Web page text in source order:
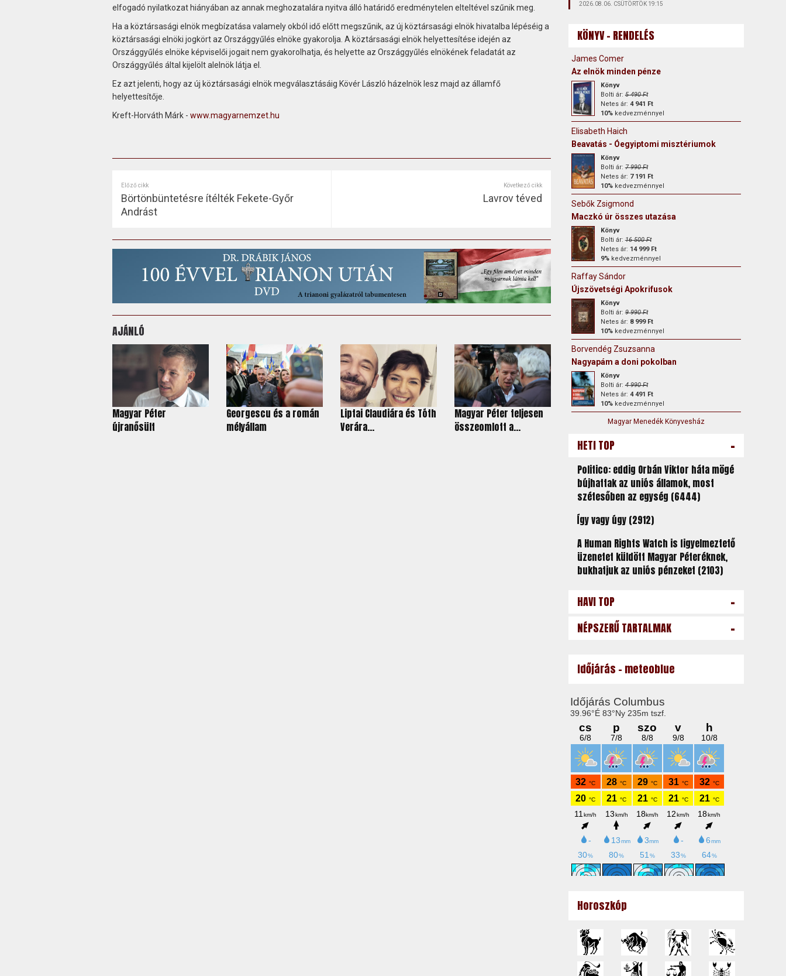
elfogadó nyilatkozat hiányában az annak meghozatalára nyitva álló határidő eredménytelen elteltével szűnik meg.
Ha a köztársasági elnök megbízatása valamely okból idő előtt megszűnik, az új köztársasági elnök hivatalba lépéséig a
köztársasági elnöki jogkört az Országgyűlés elnöke gyakorolja. A köztársasági elnök helyettesítése idején az
Országgyűlés elnöke képviselői jogait nem gyakorolhatja, és helyette az Országgyűlés elnökének feladatát az
Országgyűlés által kijelölt alelnök látja el.
Ez azt jelenti, hogy az új köztársasági elnök megválasztásáig Kövér László házelnök lesz majd az államfő
helyettesítője.
Kreft-Horváth Márk - www.magyarnemzet.hu
Előző cikk
Börtönbüntetésre ítélték Fekete-Győr
Andrást
Következő cikk
Lavrov téved
AJÁNLÓ
Magyar Péter
újranősült
Georgescu és a román
mélyállam
Lip­tai Cla­u­di­ára és Tóth
Ve­rára...
Magyar Péter teljesen
összeomlott a...
2026.08.06. CSÜTÖRTÖK 19:15
KÖNYV - RENDELÉS
James Comer
Az elnök minden pénze
Könyv
Bolti ár:5 490 Ft
Netes ár: 4 941 Ft
10%kedvezménnyel
Elisabeth Haich
Beavatás - Óegyiptomi misztériumok
Könyv
Bolti ár:7 990 Ft
Netes ár: 7 191 Ft
10%kedvezménnyel
Sebők Zsigmond
Maczkó úr összes utazása
Könyv
Bolti ár:16 500 Ft
Netes ár: 14 999 Ft
9%kedvezménnyel
Raffay Sándor
Újszövetségi Apokrifusok
Könyv
Bolti ár:9 990 Ft
Netes ár: 8 999 Ft
10%kedvezménnyel
Borvendég Zsuzsanna
Nagyapám a doni pokolban
Könyv
Bolti ár:4 990 Ft
Netes ár: 4 491 Ft
10%kedvezménnyel
Magyar Menedék Könyvesház
HETI TOP -
Politico: eddig Orbán Viktor háta mögé
bújhattak az uniós államok, most
szétesőben az egység (6444)
Így vagy úgy (2912)
A Human Rights Watch is figyelmeztető
üzenetet küldött Magyar Péteréknek,
bukhatjuk az uniós pénzeket (2103)
HAVI TOP -
NÉPSZERŰ TARTALMAK -
Időjárás - meteoblue
Horoszkóp